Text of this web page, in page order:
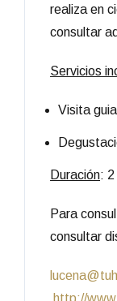
realiza en
consultar
Servicios
Visita
Duración:
Para
consultar
http://